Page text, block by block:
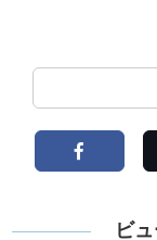
ビ